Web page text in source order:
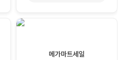
메가마트세일